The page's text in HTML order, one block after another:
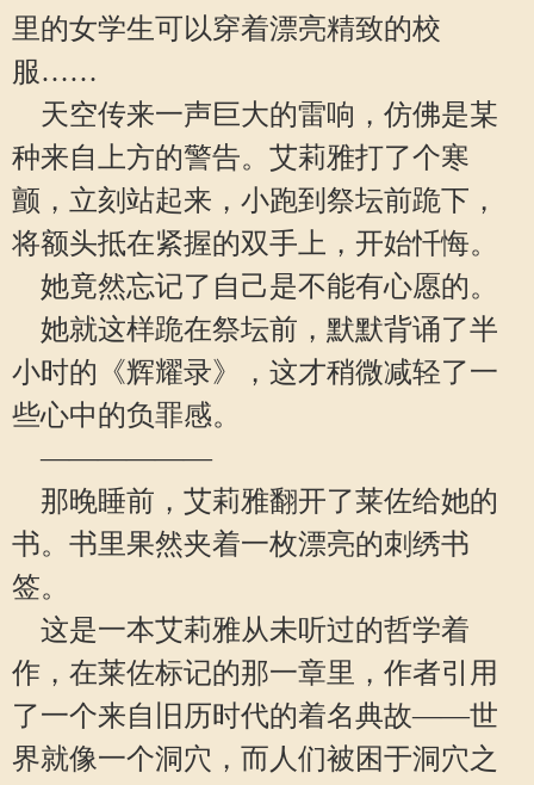
里的女学生可以穿着漂亮精致的校
服……
天空传来一声巨大的雷响，仿佛是某
种来自上方的警告。艾莉雅打了个寒
颤，立刻站起来，小跑到祭坛前跪下，
将额头抵在紧握的双手上，开始忏悔。
她竟然忘记了自己是不能有心愿的。
她就这样跪在祭坛前，默默背诵了半
小时的《辉耀录》，这才稍微减轻了一
些心中的负罪感。
——————
那晚睡前，艾莉雅翻开了莱佐给她的
书。书里果然夹着一枚漂亮的刺绣书
签。
这是一本艾莉雅从未听过的哲学着
作，在莱佐标记的那一章里，作者引用
了一个来自旧历时代的着名典故——世
界就像一个洞穴，而人们被困于洞穴之